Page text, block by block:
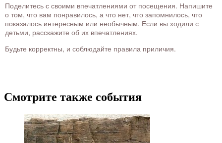
Поделитесь с своими впечатлениями от посещения. Напишите
о том, что вам понравилось, а что нет, что запомнилось, что
показалось интересным или необычным. Если вы ходили с
детьми, расскажите об их впечатлениях.
Будьте корректны, и соблюдайте правила приличия.
Смотрите также события